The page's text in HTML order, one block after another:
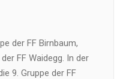
der FF Birnbaum,
FF Waidegg. In der
9. Gruppe der FF